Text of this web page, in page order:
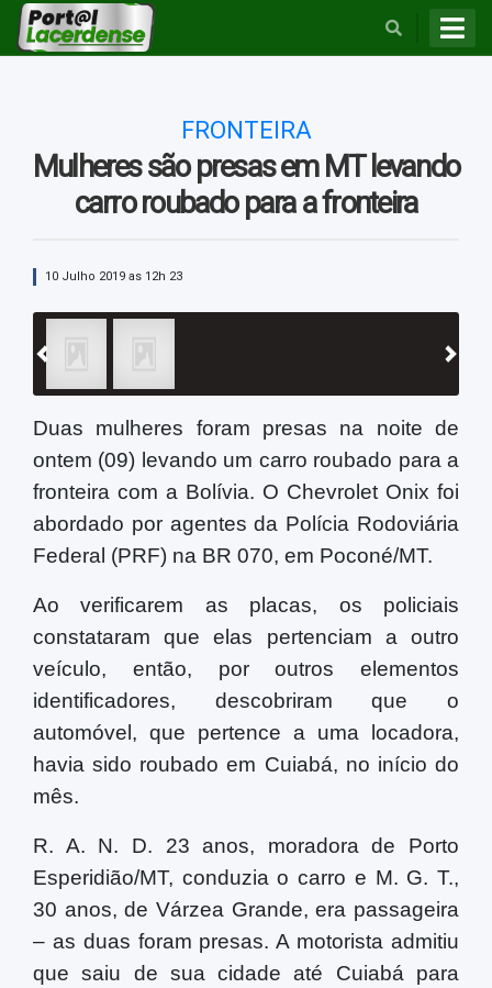
FRONTEIRA
Mulheres são presas em MT levando
carro roubado para a fronteira
10 Julho 2019 as 12h 23
Previous Next
Duas mulheres foram presas na noite de
ontem (09) levando um carro roubado para a
fronteira com a Bolívia. O Chevrolet Onix foi
abordado por agentes da Polícia Rodoviária
Federal (PRF) na BR 070, em Poconé/MT.
Ao verificarem as placas, os policiais
constataram que elas pertenciam a outro
veículo, então, por outros elementos
identificadores, descobriram que o
automóvel, que pertence a uma locadora,
havia sido roubado em Cuiabá, no início do
mês.
R. A. N. D. 23 anos, moradora de Porto
Esperidião/MT, conduzia o carro e M. G. T.,
30 anos, de Várzea Grande, era passageira
– as duas foram presas. A motorista admitiu
que saiu de sua cidade até Cuiabá para